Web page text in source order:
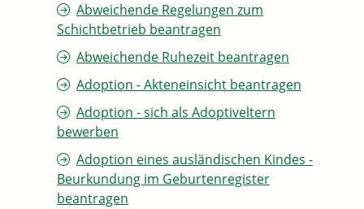
Abweichende Regelungen zum
Schichtbetrieb beantragen
Abweichende Ruhezeit beantragen
Adoption - Akteneinsicht beantragen
Adoption - sich als Adoptiveltern
bewerben
Adoption eines ausländischen Kindes -
Beurkundung im Geburtenregister
beantragen